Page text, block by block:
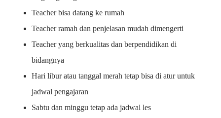
Teacher bisa datang ke rumah
Teacher ramah dan penjelasan mudah dimengerti
Teacher yang berkualitas dan berpendidikan di
bidangnya
Hari libur atau tanggal merah tetap bisa di atur untuk
jadwal pengajaran
Sabtu dan minggu tetap ada jadwal les